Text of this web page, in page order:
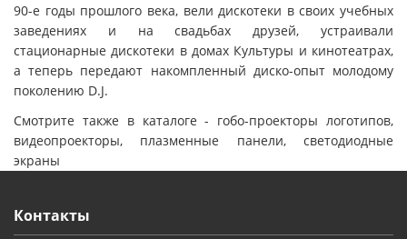
90-е годы прошлого века, вели дискотеки в своих учебных
заведениях и на свадьбах друзей, устраивали
стационарные дискотеки в домах Культуры и кинотеатрах,
а теперь передают накомпленный диско-опыт молодому
поколению D.J.
Смотрите также в каталоге - гобо-проекторы логотипов,
видеопроекторы, плазменные панели, светодиодные
экраны
Контакты